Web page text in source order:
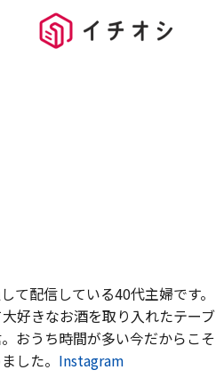
て配信している40代主婦です。
好きなお酒を取り入れたテーブ
おうち時間が多い今だからこそ
した。 Instagram